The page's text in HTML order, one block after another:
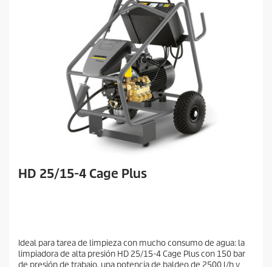
HD 25/15-4 Cage Plus
Ideal para tarea de limpieza con mucho consumo de agua: la
limpiadora de alta presión HD 25/15-4 Cage Plus con 150 bar
de presión de trabajo, una potencia de baldeo de 2500 l/h y